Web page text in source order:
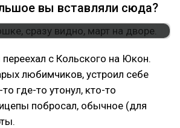
вы вставляли сюда?
с Кольского на Юкон.
любимчиков, устроил себе
где-то утонул, кто-то
побросал, обычное (для